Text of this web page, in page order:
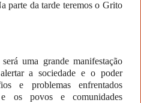
parte da tarde teremos o Grito
uma grande manifestação
a sociedade e o poder
e problemas enfrentados
os povos e comunidades